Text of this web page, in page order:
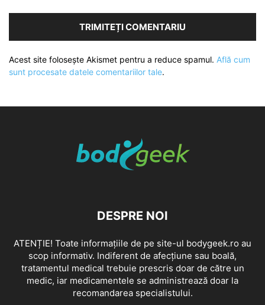
Acest site folosește Akismet pentru a reduce spamul. Află cum
sunt procesate datele comentariilor tale.
DESPRE NOI
ATENȚIE! Toate informațiile de pe site-ul bodygeek.ro au
scop informativ. Indiferent de afecțiune sau boală,
tratamentul medical trebuie prescris doar de către un
medic, iar medicamentele se administrează doar la
recomandarea specialistului.